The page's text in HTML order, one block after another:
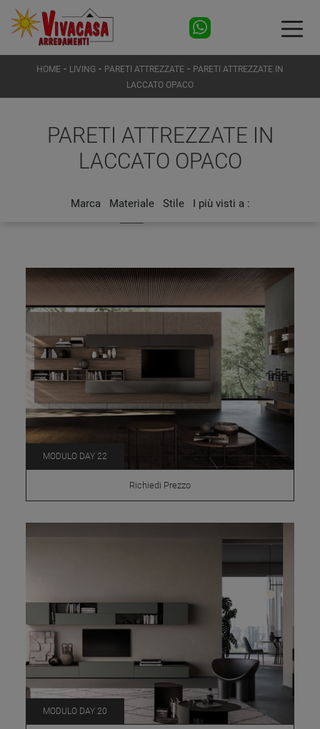
HOME - LIVING - PARETI ATTREZZATE - PARETI ATTREZZATE IN
LACCATO OPACO
PARETI ATTREZZATE IN
LACCATO OPACO
Marca Materiale Stile I più visti a :
MODULO DAY 22
Richiedi Prezzo
MODULO DAY 20